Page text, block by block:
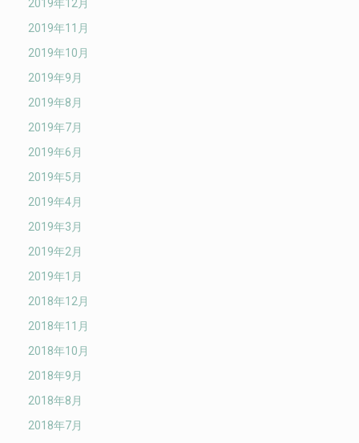
2019年12月
2019年11月
2019年10月
2019年9月
2019年8月
2019年7月
2019年6月
2019年5月
2019年4月
2019年3月
2019年2月
2019年1月
2018年12月
2018年11月
2018年10月
2018年9月
2018年8月
2018年7月